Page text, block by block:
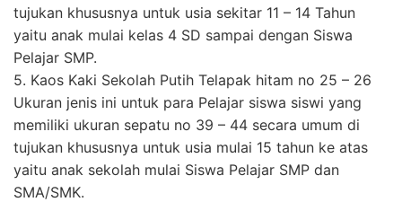
tujukan khususnya untuk usia sekitar 11 – 14 Tahun
yaitu anak mulai kelas 4 SD sampai dengan Siswa
Pelajar SMP.
5. Kaos Kaki Sekolah Putih Telapak hitam no 25 – 26
Ukuran jenis ini untuk para Pelajar siswa siswi yang
memiliki ukuran sepatu no 39 – 44 secara umum di
tujukan khususnya untuk usia mulai 15 tahun ke atas
yaitu anak sekolah mulai Siswa Pelajar SMP dan
SMA/SMK.